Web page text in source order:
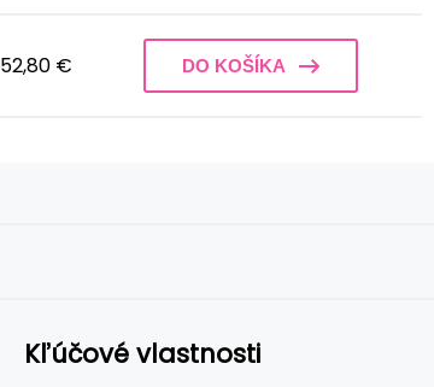
52,80 € DO KOŠÍKA
Kľúčové vlastnosti